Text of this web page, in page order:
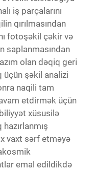
iş parçalarını
qırılmasından
fotoşəkil çəkir və
saplanmasından
olan dəqiq geri
şəkil analizi
naqili tam
etdirmək üçün
xüsusilə
vaxt sərf etməyə
emal edildikdə